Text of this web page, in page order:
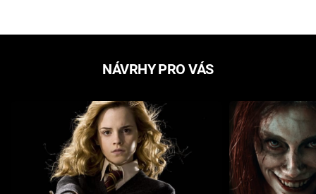
NÁVRHY PRO VÁS